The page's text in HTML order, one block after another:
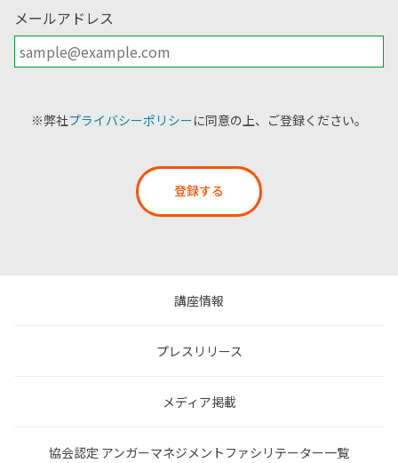
メールアドレス
※弊社プライバシーポリシーに同意の上、ご登録ください。
登録する
講座情報
プレスリリース
メディア掲載
協会認定 アンガーマネジメントファシリテーター一覧